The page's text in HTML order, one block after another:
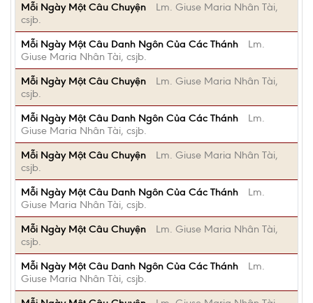
Mỗi Ngày Một Câu Chuyện
Lm. Giuse Maria Nhân Tài,
csjb.
Mỗi Ngày Một Câu Danh Ngôn Của Các Thánh
Lm.
Giuse Maria Nhân Tài, csjb.
Mỗi Ngày Một Câu Chuyện
Lm. Giuse Maria Nhân Tài,
csjb.
Mỗi Ngày Một Câu Danh Ngôn Của Các Thánh
Lm.
Giuse Maria Nhân Tài, csjb.
Mỗi Ngày Một Câu Chuyện
Lm. Giuse Maria Nhân Tài,
csjb.
Mỗi Ngày Một Câu Danh Ngôn Của Các Thánh
Lm.
Giuse Maria Nhân Tài, csjb.
Mỗi Ngày Một Câu Chuyện
Lm. Giuse Maria Nhân Tài,
csjb.
Mỗi Ngày Một Câu Danh Ngôn Của Các Thánh
Lm.
Giuse Maria Nhân Tài, csjb.